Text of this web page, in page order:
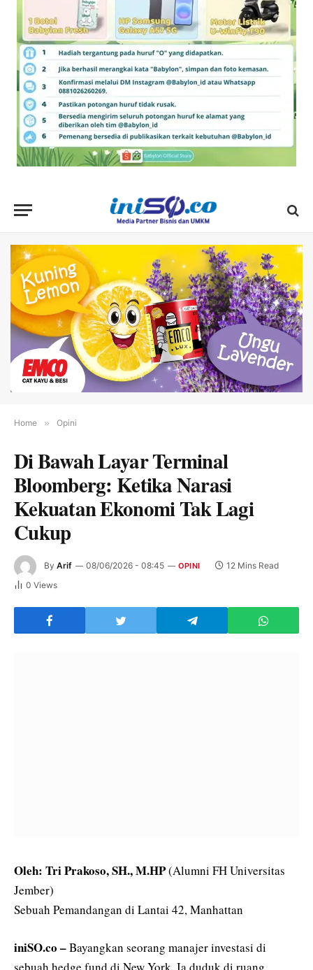
Home » Opini
Di Bawah Layar Terminal
Bloomberg: Ketika Narasi
Kekuatan Ekonomi Tak Lagi
Cukup
By Arif 08/06/2026 - 08:45 OPINI
12 Mins Read
0 Views
Oleh: Tri Prakoso, SH., M.HP(Alumni FH Universitas
Jember)
Sebuah Pemandangan di Lantai 42, Manhattan
iniSO.co –Bayangkan seorang manajer investasi di
sebuah hedge fund di New York. Ia duduk di ruang